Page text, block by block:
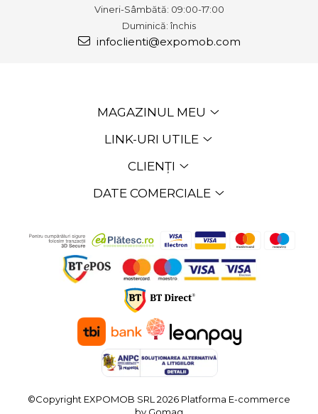
Vineri-Sâmbătă: 09:00-17:00
Duminică: închis
infoclienti@expomob.com
MAGAZINUL MEU
LINK-URI UTILE
CLIENȚI
DATE COMERCIALE
©Copyright EXPOMOB SRL 2026 Platforma E-commerce